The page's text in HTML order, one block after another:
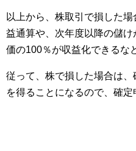
以上から、株取引で損した
益通算や、次年度以降の儲
価の100％が収益化できるな
従って、株で損した場合は、
を得ることになるので、確定